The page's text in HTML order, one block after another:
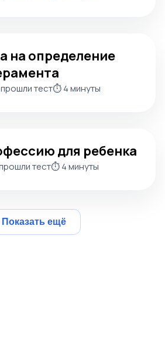
на определение
тест⏱️ 4 минуты
для ребенка
тест⏱️ 4 минуты
Показать ещё